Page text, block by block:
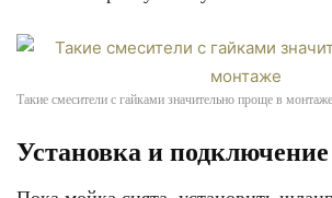
Такие смесители с гайками значительно проще в монтаже
Установка и